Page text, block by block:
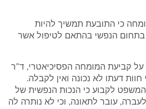
כי התובעת תמשיך להיות
הנפשי בהתאם לטיפול אשר
על קביעת המומחה הפסיכיאטרי, ד"ר
חוות דעתו לא נכונה ואין לקבלה.
לקבוע כי הנכות הנפשית של
עובר לתאונה, וכי לא נותרה לה